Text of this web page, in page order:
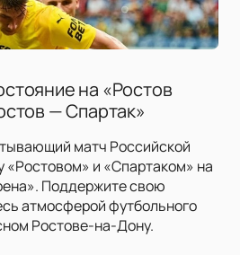
на «Ростов
— Спартак»
матч Российской
и «Спартаком» на
Поддержите свою
атмосферой футбольного
Ростове-на-Дону.